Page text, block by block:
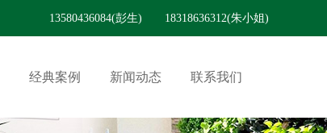
13580436084(彭生) 18318636312(朱小姐)
经典案例 新闻动态 联系我们